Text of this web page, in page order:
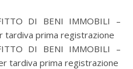
DI BENI IMMOBILI –
tardiva prima registrazione
DI BENI IMMOBILI –
tardiva prima registrazione